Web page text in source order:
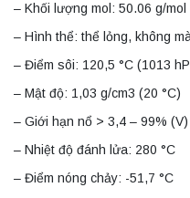
– Khối lượng mol: 50.06 g/mol
– Hình thể: thể lỏng, không
– Điểm sôi: 120,5 °C (1013
– Mật độ: 1,03 g/cm3 (20 °C)
– Giới hạn nổ > 3,4 – 99% (V)
– Nhiệt độ đánh lửa: 280 °C
– Điểm nóng chảy: -51,7 °C